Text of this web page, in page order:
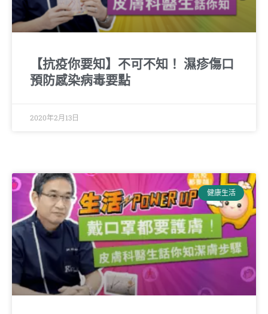
【抗疫你要知】不可不知！ 濕疹傷口
預防感染病毒要點
2020年2月13日
健康生活